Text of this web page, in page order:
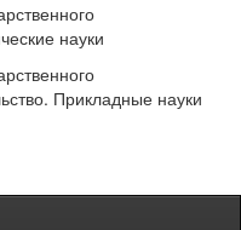
науки
Прикладные науки